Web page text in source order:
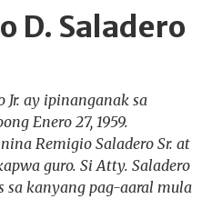
D. Saladero
Jr. ay ipinanganak sa
Enero 27, 1959.
Remigio Saladero Sr. at
guro. Si Atty. Saladero
sa kanyang pag-aaral mula